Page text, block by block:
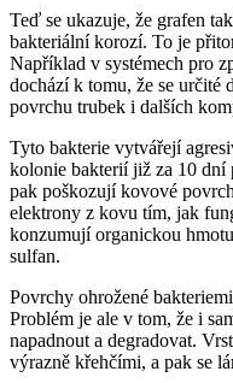
Teď se ukazuje, že grafen
bakteriální korozí. To je
Například v systémech pro
dochází k tomu, že se určité
povrchu trubek i dalších
Tyto bakterie vytvářejí
kolonie bakterií již za 10 dní
pak poškozují kovové
elektrony z kovu tím, jak
konzumují organickou
sulfan.
Povrchy ohrožené
Problém je ale v tom, že i
napadnout a degradovat.
výrazně křehčími, a pak se